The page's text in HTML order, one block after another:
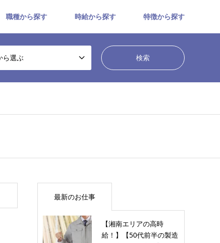
職種から探す 時給から探す 特徴から探す
ら選ぶ
最新のお仕事
【湘南エリアの高時
給！】【50代前半の製造